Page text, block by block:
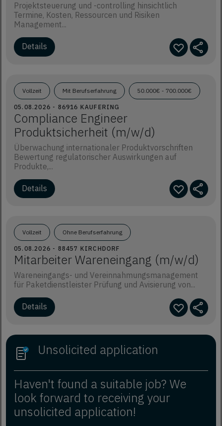
Projektsteuerung und -controlling hinsichtlich
Termine, Kosten, Ressourcen und Risiken
Management...
Details
Vollzeit Mit Berufserfahrung 50.000€ - 700.000€
05.08.2026 - 86916 KAUFERING
Compliance Engineer
Produktsicherheit (m/w/d)
Überwachung internationaler Produktvorschriften
Bewertung regulatorischer Auswirkungen auf
Produkte,...
Details
Vollzeit Ohne Berufserfahrung
05.08.2026 - 88457 KIRCHDORF
Mitarbeiter Wareneingang (m/w/d)
Wareneingangs- und Vereinnahmungsmanagement
für Paketdienstleister Prüfung und Avisierung von...
Details
Unsolicited application
Haven't found a suitable job? We
look forward to receiving your
unsolicited application!